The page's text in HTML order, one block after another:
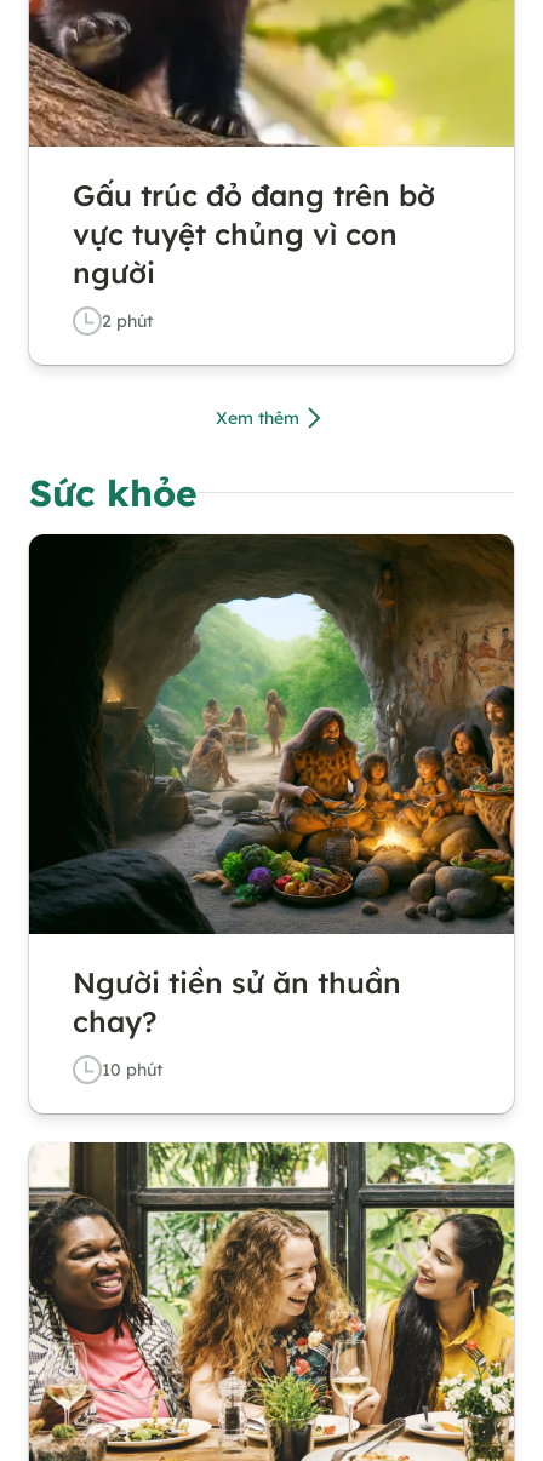
Gấu trúc đỏ đang trên bờ
vực tuyệt chủng vì con
người
2 phút
Xem thêm
Sức khỏe
Người tiền sử ăn thuần
chay?
10 phút